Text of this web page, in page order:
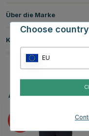
Über die Marke
Kundenbewertungen
Andere Produkte,
Choose country
EU